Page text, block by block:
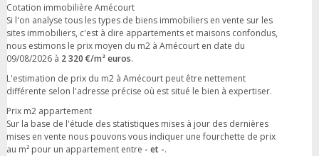
Cotation immobilière Amécourt
Si l'on analyse tous les types de biens immobiliers en vente sur les
sites immobiliers, c'est à dire appartements et maisons confondus,
nous estimons le prix moyen du m2 à Amécourt en date du
09/08/2026 à 2 320 €/m² euros.
L'estimation de prix du m2 à Amécourt peut être nettement
différente selon l'adresse précise où est situé le bien à expertiser.
Prix m2 appartement
Sur la base de l'étude des statistiques mises à jour des dernières
mises en vente nous pouvons vous indiquer une fourchette de prix
au m² pour un appartement entre - et -.